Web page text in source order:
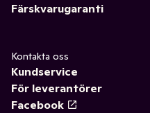
Färskvarugaranti
Kontakta oss
Kundservice
För leverantörer
Facebook